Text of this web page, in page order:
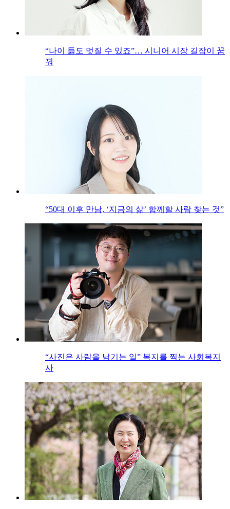
“나이 듦도 멋질 수 있죠”… 시니어 시장 길잡이 꿈
꿔
“50대 이후 만남, ‘지금의 삶’ 함께할 사람 찾는 것”
“사진은 사람을 남기는 일” 복지를 찍는 사회복지
사